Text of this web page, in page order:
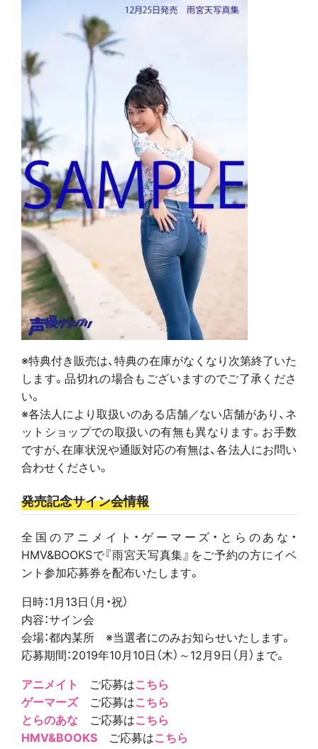
※特典付き販売は、特典の在庫がなくなり次第終了いた
します。品切れの場合もございますのでご了承くださ
い。
※各法人により取扱いのある店舗／ない店舗があり、ネ
ットショップでの取扱いの有無も異なります。お手数
ですが、在庫状況や通販対応の有無は、各法人にお問い
合わせください。
発売記念サイン会情報
全国のアニメイト・ゲーマーズ・とらのあな・
HMV&BOOKSで『雨宮天写真集』をご予約の方にイベ
ント参加応募券を配布いたします。
日時：1月13日（月・祝）
内容：サイン会
会場：都内某所 ※当選者にのみお知らせいたします。
応募期間：2019年10月10日（木）～12月9日（月）まで。
アニメイト
ご応募はこちら
ゲーマーズご応募はこちら
とらのあな ご応募はこちら
HMV&BOOKS ご応募はこちら